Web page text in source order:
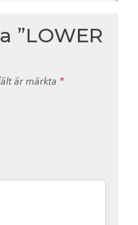
”LOWER
är märkta *